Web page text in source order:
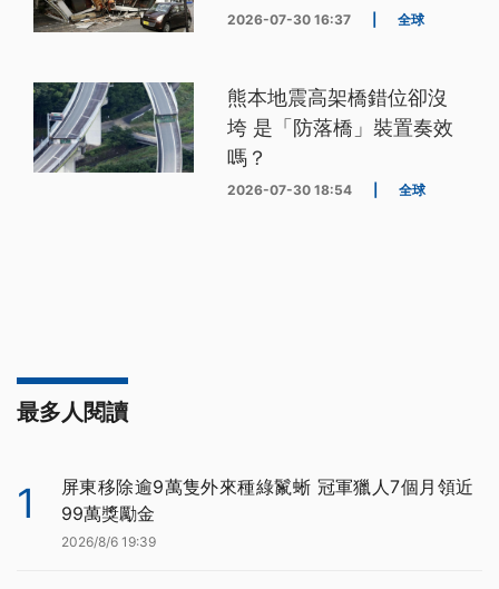
2026-07-30 16:37 全球
熊本地震高架橋錯位卻沒
垮 是「防落橋」裝置奏效
嗎？
2026-07-30 18:54 全球
最多人閱讀
1
屏東移除逾9萬隻外來種綠鬣蜥 冠軍獵人7個月領近
99萬獎勵金
2026/8/6 19:39